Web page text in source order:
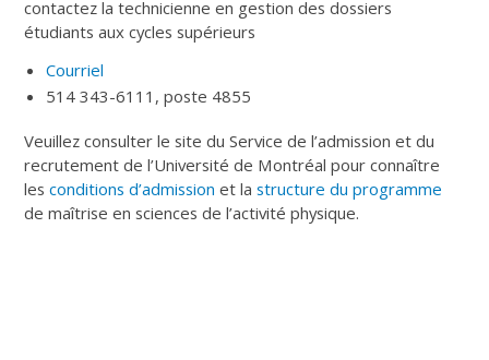
contactez la technicienne en gestion des dossiers
étudiants aux cycles supérieurs
Courriel
514 343-6111, poste 4855
Veuillez consulter le site du Service de l’admission et du
recrutement de l’Université de Montréal pour connaître
lesconditions d’admission et lastructure du programme
de maîtrise en sciences de l’activité physique.